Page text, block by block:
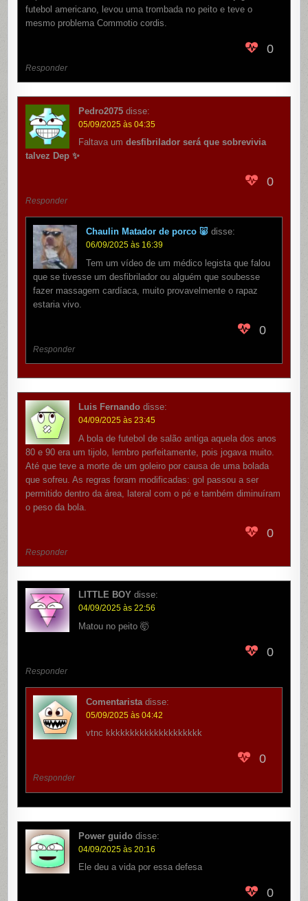
futebol americano, levou uma trombada no peito e teve o
mesmo problema Commotio cordis.
0
Responder
Pedro2075 disse:
05/09/2025 às 04:35
Faltava um desfibrilador será que sobrevivia
talvez Dep ✨
0
Responder
Chaulin Matador de porco 🐷 disse:
06/09/2025 às 16:39
Tem um vídeo de um médico legista que falou
que se tivesse um desfibrilador ou alguém que soubesse
fazer massagem cardíaca, muito provavelmente o rapaz
estaria vivo.
0
Responder
Luis Fernando disse:
04/09/2025 às 23:45
A bola de futebol de salão antiga aquela dos anos
80 e 90 era um tijolo, lembro perfeitamente, pois jogava muito.
Até que teve a morte de um goleiro por causa de uma bolada
que sofreu. As regras foram modificadas: gol passou a ser
permitido dentro da área, lateral com o pé e também diminuíram
o peso da bola.
0
Responder
LITTLE BOY disse:
04/09/2025 às 22:56
Matou no peito 🤯
0
Responder
Comentarista disse:
05/09/2025 às 04:42
vtnc kkkkkkkkkkkkkkkkkkkk
0
Responder
Power guido disse:
04/09/2025 às 20:16
Ele deu a vida por essa defesa
0